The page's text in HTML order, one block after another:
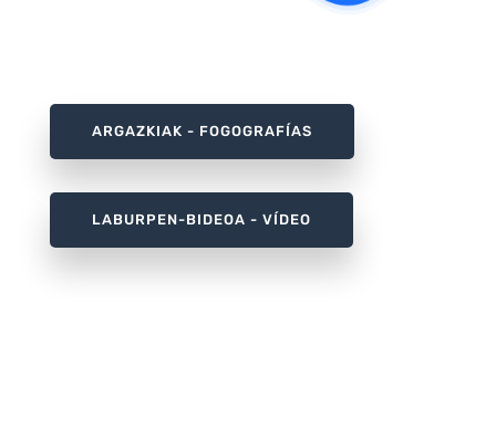
ARGAZKIAK - FOGOGRAFÍAS
LABURPEN-BIDEOA - VÍDEO